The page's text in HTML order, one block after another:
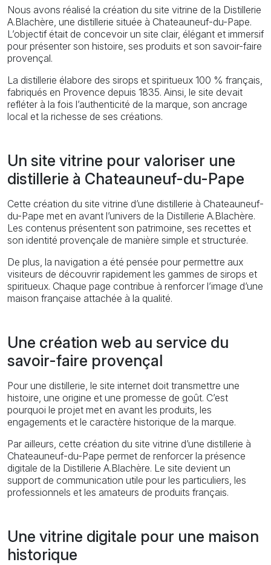
Nous avons réalisé la création du site vitrine de la Distillerie
A.Blachère, une distillerie située à Chateauneuf-du-Pape.
L’objectif était de concevoir un site clair, élégant et immersif
pour présenter son histoire, ses produits et son savoir-faire
provençal.
La distillerie élabore des sirops et spiritueux 100 % français,
fabriqués en Provence depuis 1835. Ainsi, le site devait
refléter à la fois l’authenticité de la marque, son ancrage
local et la richesse de ses créations.
Un site vitrine pour valoriser une
distillerie à Chateauneuf-du-Pape
Cette création du site vitrine d’une distillerie à Chateauneuf-
du-Pape met en avant l’univers de la Distillerie A.Blachère.
Les contenus présentent son patrimoine, ses recettes et
son identité provençale de manière simple et structurée.
De plus, la navigation a été pensée pour permettre aux
visiteurs de découvrir rapidement les gammes de sirops et
spiritueux. Chaque page contribue à renforcer l’image d’une
maison française attachée à la qualité.
Une création web au service du
savoir-faire provençal
Pour une distillerie, le site internet doit transmettre une
histoire, une origine et une promesse de goût. C’est
pourquoi le projet met en avant les produits, les
engagements et le caractère historique de la marque.
Par ailleurs, cette création du site vitrine d’une distillerie à
Chateauneuf-du-Pape permet de renforcer la présence
digitale de la Distillerie A.Blachère. Le site devient un
support de communication utile pour les particuliers, les
professionnels et les amateurs de produits français.
Une vitrine digitale pour une maison
historique